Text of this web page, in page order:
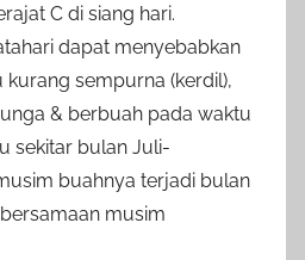
C di siang hari.
dapat menyebabkan
kurang sempurna (kerdil),
& berbuah pada waktu
sekitar bulan Juli-
buahnya terjadi bulan
musim